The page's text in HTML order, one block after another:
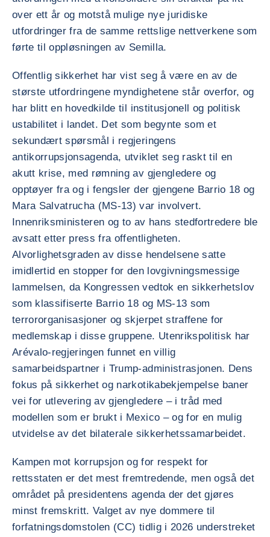
over ett år og motstå mulige nye juridiske
utfordringer fra de samme rettslige nettverkene som
førte til oppløsningen av Semilla.
Offentlig sikkerhet har vist seg å være en av de
største utfordringene myndighetene står overfor, og
har blitt en hovedkilde til institusjonell og politisk
ustabilitet i landet. Det som begynte som et
sekundært spørsmål i regjeringens
antikorrupsjonsagenda, utviklet seg raskt til en
akutt krise, med rømning av gjengledere og
opptøyer fra og i fengsler der gjengene Barrio 18 og
Mara Salvatrucha (MS-13) var involvert.
Innenriksministeren og to av hans stedfortredere ble
avsatt etter press fra offentligheten.
Alvorlighetsgraden av disse hendelsene satte
imidlertid en stopper for den lovgivningsmessige
lammelsen, da Kongressen vedtok en sikkerhetslov
som klassifiserte Barrio 18 og MS-13 som
terrororganisasjoner og skjerpet straffene for
medlemskap i disse gruppene. Utenrikspolitisk har
Arévalo-regjeringen funnet en villig
samarbeidspartner i Trump-administrasjonen. Dens
fokus på sikkerhet og narkotikabekjempelse baner
vei for utlevering av gjengledere – i tråd med
modellen som er brukt i Mexico – og for en mulig
utvidelse av det bilaterale sikkerhetssamarbeidet.
Kampen mot korrupsjon og for respekt for
rettsstaten er det mest fremtredende, men også det
området på presidentens agenda der det gjøres
minst fremskritt. Valget av nye dommere til
forfatningsdomstolen (CC) tidlig i 2026 understreket